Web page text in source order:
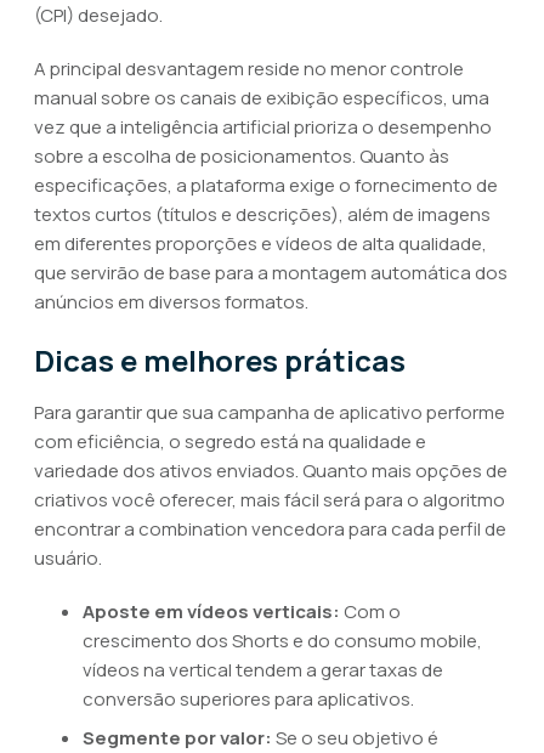
(CPI) desejado.
A principal desvantagem reside no menor controle
manual sobre os canais de exibição específicos, uma
vez que a inteligência artificial prioriza o desempenho
sobre a escolha de posicionamentos. Quanto às
especificações, a plataforma exige o fornecimento de
textos curtos (títulos e descrições), além de imagens
em diferentes proporções e vídeos de alta qualidade,
que servirão de base para a montagem automática dos
anúncios em diversos formatos.
Dicas e melhores práticas
Para garantir que sua campanha de aplicativo performe
com eficiência, o segredo está na qualidade e
variedade dos ativos enviados. Quanto mais opções de
criativos você oferecer, mais fácil será para o algoritmo
encontrar a combination vencedora para cada perfil de
usuário.
Aposte em vídeos verticais: Com o
crescimento dos Shorts e do consumo mobile,
vídeos na vertical tendem a gerar taxas de
conversão superiores para aplicativos.
Segmente por valor: Se o seu objetivo é